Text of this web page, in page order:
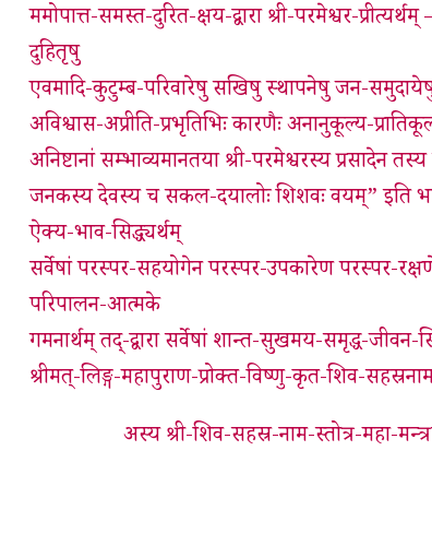
ममोपात्त-समस्त-दुरित-क्षय-द्वारा श्री-परमेश्वर-
दुहितृषु
एवमादि-कुटुम्ब-परिवारेषु सखिषु स्थापनेषु जन-समुदायेषु
अविश्वास-अप्रीति-प्रभृतिभिः कारणैः अनानुकूल्य-
अनिष्टानां सम्भाव्यमानतया श्री-परमेश्वरस्य प्रसादेन
जनकस्य देवस्य च सकल-दयालोः शिशवः वयम्” इति
ऐक्य-भाव-सिद्ध्यर्थम्
सर्वेषां परस्पर-सहयोगेन परस्पर-उपकारेण परस्पर-
परिपालन-आत्मके
गमनार्थम् तद्-द्वारा सर्वेषां शान्त-सुखमय-समृद्ध-जीवन-
श्रीमत्-लिङ्ग-महापुराण-प्रोक्त-विष्णु-कृत-शिव-
अस्य श्री-शिव-सहस्र-नाम-स्तोत्र-महा-